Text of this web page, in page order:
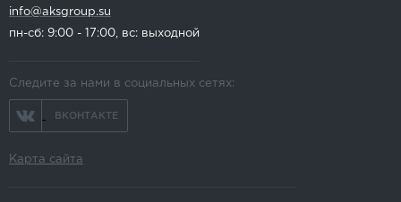
info@aksgroup.su
пн-сб: 9:00 - 17:00, вс: выходной
Следите за нами в социальных сетях:
ВКОНТАКТЕ
Карта сайта